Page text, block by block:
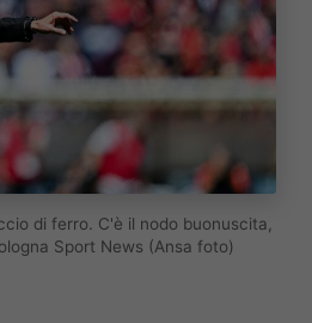
di ferro. C'è il nodo buonuscita,
Sport News (Ansa foto)